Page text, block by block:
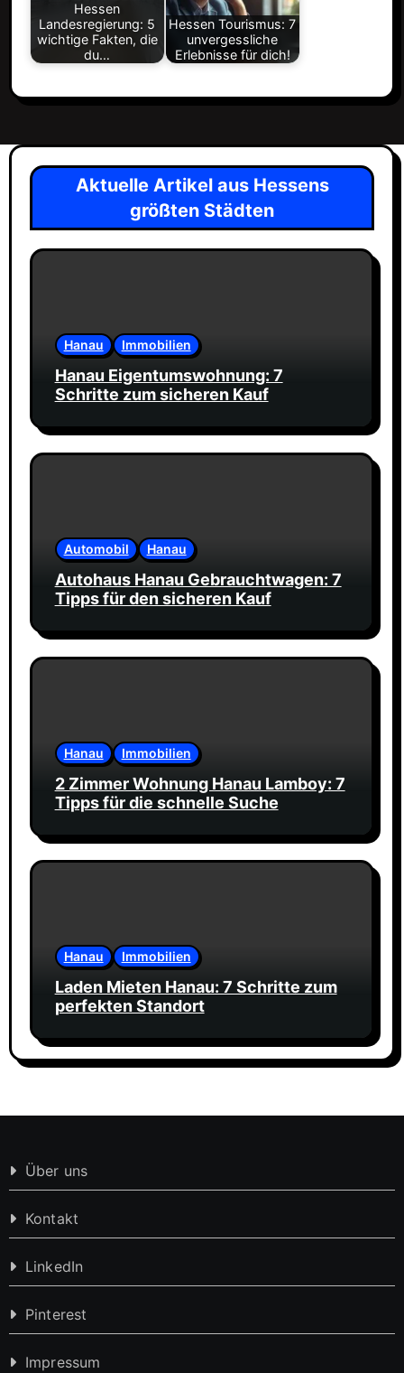
Hessen
Landesregierung: 5
wichtige Fakten, die
du…
Hessen Tourismus: 7
unvergessliche
Erlebnisse für dich!
Aktuelle Artikel aus Hessens
größten Städten
Hanau Immobilien
Hanau Eigentumswohnung: 7
Schritte zum sicheren Kauf
Automobil Hanau
Autohaus Hanau Gebrauchtwagen: 7
Tipps für den sicheren Kauf
Hanau Immobilien
2 Zimmer Wohnung Hanau Lamboy: 7
Tipps für die schnelle Suche
Hanau Immobilien
Laden Mieten Hanau: 7 Schritte zum
perfekten Standort
Über uns
Kontakt
LinkedIn
Pinterest
Impressum